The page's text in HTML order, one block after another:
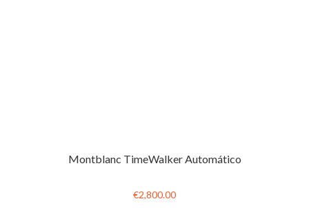
Montblanc TimeWalker Automático
€2,800.00